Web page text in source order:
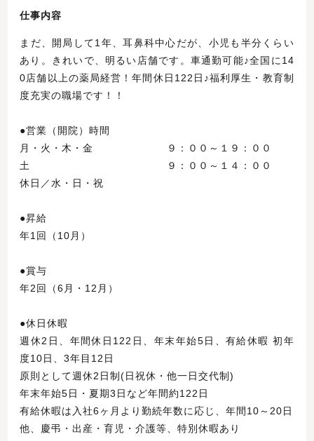
仕事内容
まだ、開局して1年、耳鼻科中心だが、小児も半分くらい
あり。きれいで、明るい店舗です。車通勤可能♪全国に14
0店舗以上の薬局経営！年間休日122日♪福利厚生・教育制
度充実の職場です！！
●営業（開院）時間
月・火・木・金 ９：００～１９：００
土 ９：００～１４：００
休日／水・日・祝
●昇給
年1回（10月）
●賞与
年2回（6月・12月）
●休日休暇
週休2日、年間休日122日、年末年始5日、有給休暇 初年
度10日、3年目12日
原則として週休2日制(日祝休・他一日交代制)
年末年始5日・夏期3日など年間約122日
有給休暇は入社6ヶ月より勤続年数に応じ、年間10～20日
他、慶弔・出産・育児・介護等、特別休暇あり